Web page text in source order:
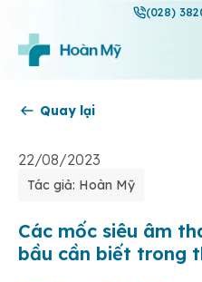
(028)
Quay lại
22/08/2023
Tác giả: Hoàn Mỹ
Các mốc siêu âm
bầu cần biết trong